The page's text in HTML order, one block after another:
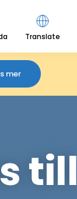
Translate
mer
till